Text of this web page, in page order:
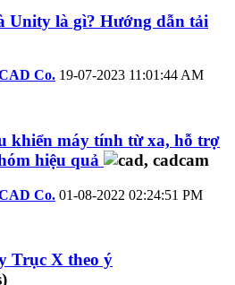
Unity là gì? Hướng dẫn tải
Co. 19-07-2023 11:01:44 AM
khiển máy tính từ xa, hỗ trợ
hiệu quả
Co. 01-08-2022 02:24:51 PM
Trục X theo ý